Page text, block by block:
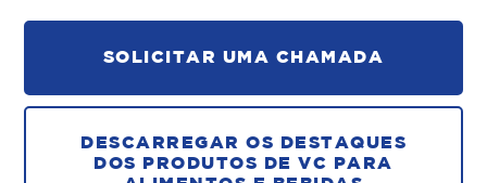
SOLICITAR UMA CHAMADA
DESCARREGAR OS DESTAQUES
DOS PRODUTOS DE VC PARA